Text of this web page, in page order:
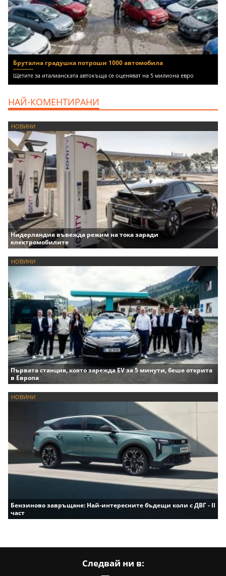
Брутална градушка потроши 1000 автомобила
Щетите за италианската автокъща се оценяват на 5 милиона евро
НАЙ-КОМЕНТИРАНИ
НОВИНИ
Нидерландия въвежда режим на тока заради
електромобилите
НОВИНИ
Първата станция, която зарежда EV за 5 минути, беше открита
в Европа
НОВИНИ
Бензиново завръщане: Най-интересните бъдещи коли с ДВГ - II
част
Следвай ни в: